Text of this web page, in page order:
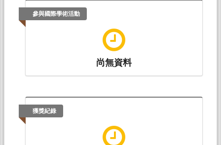
參與國際學術活動
尚無資料
獲獎紀錄